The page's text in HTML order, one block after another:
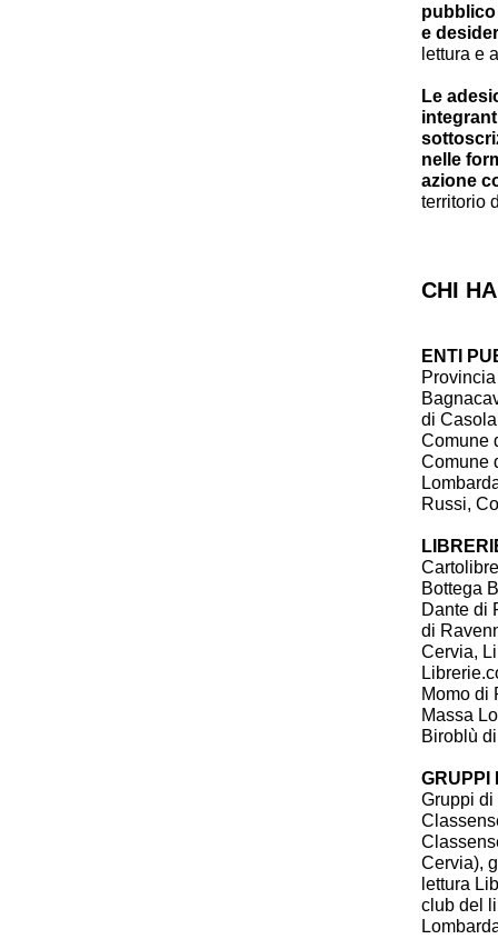
e
lettura e
Le
nelle
azione
territorio
CHI
ENTI
di
Comune
Comune
Russi,
Bottega
Dante di
di
Cervia,
Momo di
Massa
Biroblù
GRUPPI
Gruppi di
Cervia),
lettura
club del